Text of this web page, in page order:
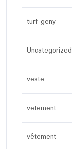
turf geny
Uncategorized
veste
vetement
vêtement